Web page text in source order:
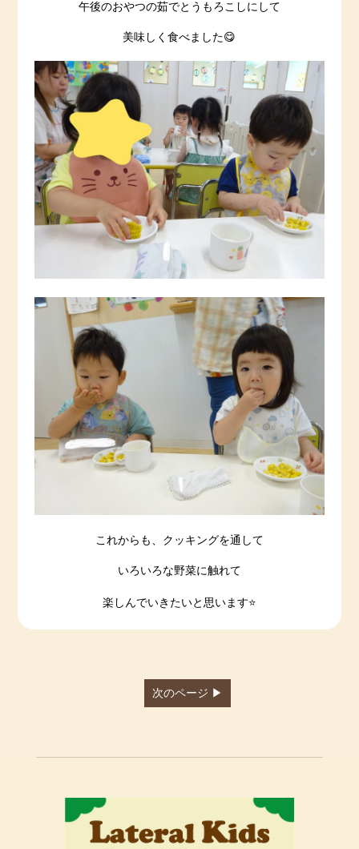
午後のおやつの茹でとうもろこしにして
美味しく食べました😋
これからも、クッキングを通して
いろいろな野菜に触れて
楽しんでいきたいと思います⭐️
次のページ ▶